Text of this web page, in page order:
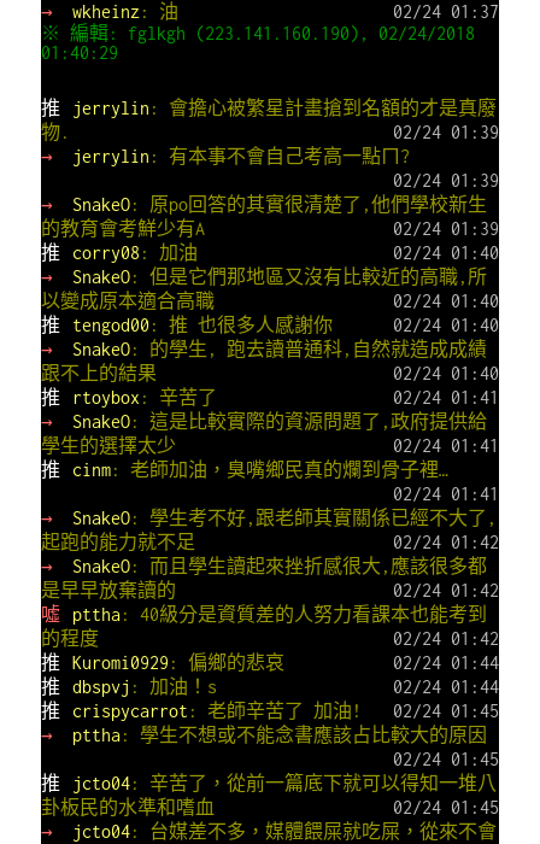
→
wkheinz: 油
02/24 01:37
※ 編輯: fglkgh (223.141.160.190), 02/24/2018
01:40:29
推 jerrylin : 會擔心被繁星計畫搶到名額的才是真廢
物.
02/24 01:39
→
jerrylin : 有本事不會自己考高一點ㄇ?
02/24 01:39
→
SnakeO: 原po回答的其實很清楚了,他們學校新生
的教育會考鮮少有A
02/24 01:39
推
corry08 : 加油
02/24 01:40
→
SnakeO: 但是它們那地區又沒有比較近的高職,所
以變成原本適合高職
02/24 01:40
推
tengod00 : 推 也很多人感謝你
02/24 01:40
→
SnakeO: 的學生, 跑去讀普通科,自然就造成成績
跟不上的結果
02/24 01:40
推
rtoybox : 辛苦了
02/24 01:41
→
SnakeO: 這是比較實際的資源問題了,政府提供給
學生的選擇太少
02/24 01:41
推
cinm: 老師加油，臭嘴鄉民真的爛到骨子裡…
02/24 01:41
→
SnakeO: 學生考不好,跟老師其實關係已經不大了,
起跑的能力就不足
02/24 01:42
→
SnakeO: 而且學生讀起來挫折感很大,應該很多都
是早早放棄讀的
02/24 01:42
噓
pttha: 40級分是資質差的人努力看課本也能考到
的程度
02/24 01:42
推
Kuromi0929 : 偏鄉的悲哀
02/24 01:44
推
dbspvj : 加油！s
02/24 01:44
推
crispycarrot : 老師辛苦了 加油!
02/24 01:45
→
pttha: 學生不想或不能念書應該占比較大的原因
02/24 01:45
推
jcto04: 辛苦了，從前一篇底下就可以得知一堆八
卦板民的水準和嗜血
02/24 01:45
→
jcto04: 台媒差不多，媒體餵屎就吃屎，從來不會